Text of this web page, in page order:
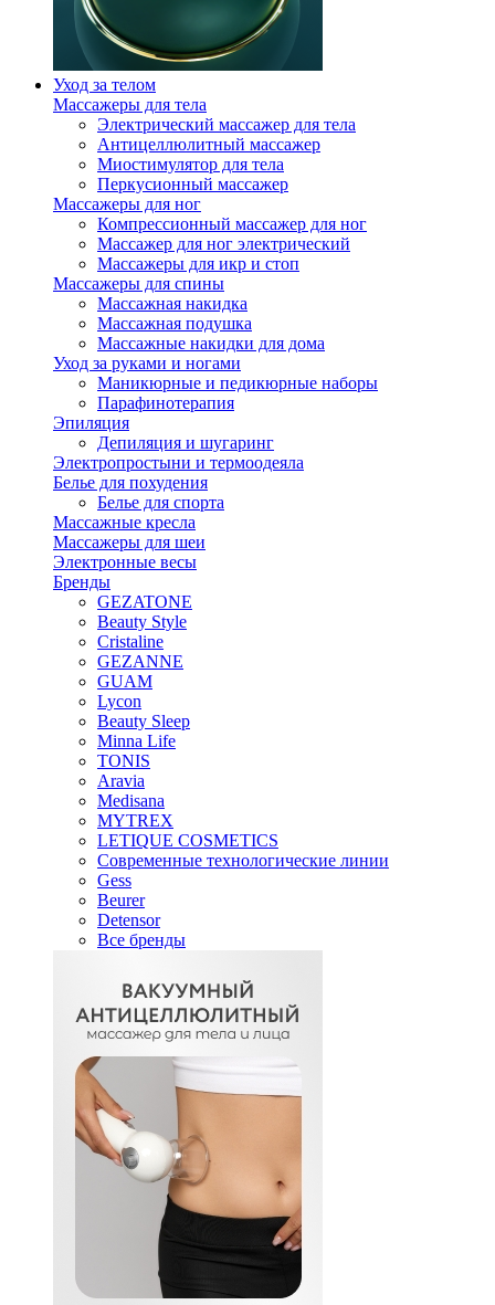
Уход за телом
Массажеры для тела
Электрический массажер для тела
Антицеллюлитный массажер
Миостимулятор для тела
Перкусионный массажер
Массажеры для ног
Компрессионный массажер для ног
Массажер для ног электрический
Массажеры для икр и стоп
Массажеры для спины
Массажная накидка
Массажная подушка
Массажные накидки для дома
Уход за руками и ногами
Маникюрные и педикюрные наборы
Парафинотерапия
Эпиляция
Депиляция и шугаринг
Электропростыни и термоодеяла
Белье для похудения
Белье для спорта
Массажные кресла
Массажеры для шеи
Электронные весы
Бренды
GEZATONE
Beauty Style
Cristaline
GEZANNE
GUAM
Lycon
Beauty Sleep
Minna Life
TONIS
Aravia
Medisana
MYTREX
LETIQUE COSMETICS
Современные технологические линии
Gess
Beurer
Detensor
Все бренды